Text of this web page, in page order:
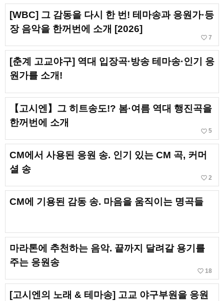
[WBC] 그 감동을 다시 한 번! 테마송과 응원가·등
장 음악을 한꺼번에 소개 [2026]
favorite_border 7
[춘계 고교야구] 역대 입장곡·방송 테마송·인기 응
원가를 소개!
【고시엔】그 히트송도!? 봄·여름 역대 행진곡을
한꺼번에 소개
favorite_border 5
CM에서 사용된 응원 송. 인기 있는 CM 곡, 커머
셜 송
favorite_border 2
CM에 기용된 감동 송. 마음을 움직이는 명곡들
마라톤에 추천하는 음악. 끝까지 달려갈 용기를
주는 응원송
favorite_border 18
[고시엔의 노래 & 테마송] 고교 야구부원을 응원